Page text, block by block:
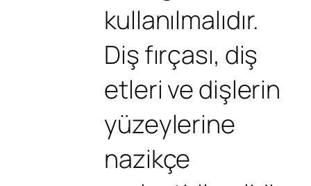
kullanılmalıdır.
Diş fırçası, diş
etleri ve dişlerin
yüzeylerine
nazikçe